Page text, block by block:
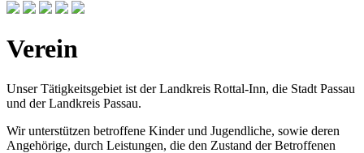
Verein
Unser Tätigkeitsgebiet ist der Landkreis Rottal-Inn, die Stadt Passau
und der Landkreis Passau.
Wir unterstützen betroffene Kinder und Jugendliche, sowie deren
Angehörige, durch Leistungen, die den Zustand der Betroffenen